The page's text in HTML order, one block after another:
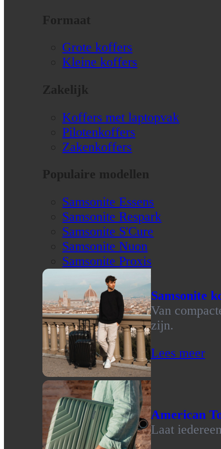
Formaat
Grote koffers
Kleine koffers
Zakelijk
Koffers met laptopvak
Pilotenkoffers
Zakenkoffers
Populaire modellen
Samsonite Essens
Samsonite Respark
Samsonite S'Cure
Samsonite Nuon
Samsonite Proxis
Samsonite
Van
zijn.
Lees meer
American
Laat